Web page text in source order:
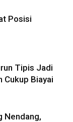
Posisi
Tipis Jadi
Cukup Biayai
Nendang,